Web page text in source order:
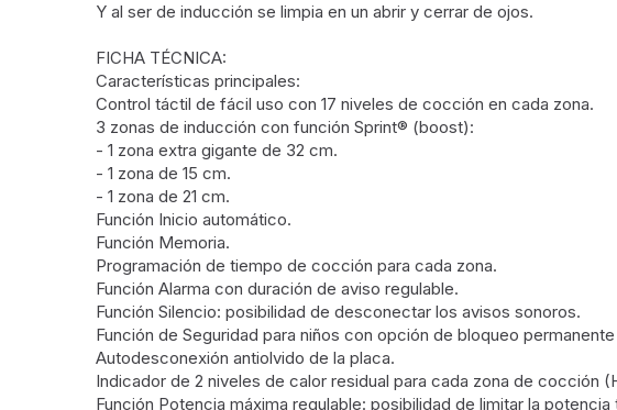
Y al ser de inducción se limpia en un abrir y cerrar de ojos.
FICHA TÉCNICA:
Características principales:
Control táctil de fácil uso con 17 niveles de cocción en cada zona.
3 zonas de inducción con función Sprint® (boost):
- 1 zona extra gigante de 32 cm.
- 1 zona de 15 cm.
- 1 zona de 21 cm.
Función Inicio automático.
Función Memoria.
Programación de tiempo de cocción para cada zona.
Función Alarma con duración de aviso regulable.
Función Silencio: posibilidad de desconectar los avisos sonoros.
Función de Seguridad para niños con opción de bloqueo
Autodesconexión antiolvido de la placa.
Indicador de 2 niveles de calor residual para cada zona de cocción
Función Potencia máxima regulable: posibilidad de limitar la potencia